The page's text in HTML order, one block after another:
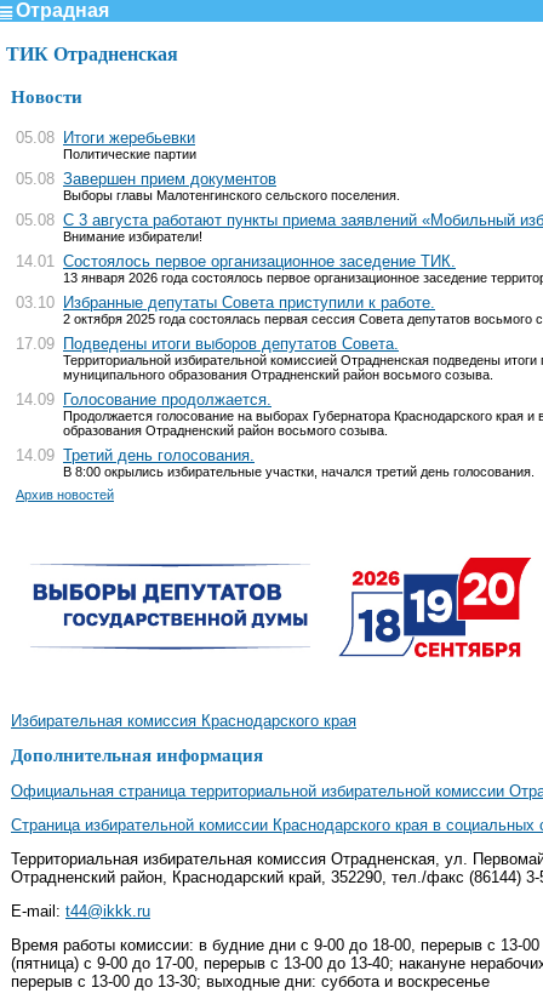
Отрадная
ТИК Отрадненская
Новости
05.08 Итоги жеребьевки
Политические партии
05.08 Завершен прием документов
Выборы главы Малотенгинского сельского поселения.
05.08 С 3 августа работают пункты приема заявлений «Мобильный
Внимание избиратели!
14.01 Состоялось первое организационное заседение ТИК.
13 января 2026 года состоялось первое организационное заседение
03.10 Избранные депутаты Совета приступили к работе.
2 октября 2025 года состоялась первая сессия Совета депутатов восьмого
17.09 Подведены итоги выборов депутатов Совета.
Территориальной избирательной комиссией Отрадненская подведены
муниципального образования Отрадненский район восьмого созыва.
14.09 Голосование продолжается.
Продолжается голосование на выборах Губернатора Краснодарского края
образования Отрадненский район восьмого созыва.
14.09 Третий день голосования.
В 8:00 окрылись избирательные участки, начался третий день голосования.
Архив новостей
Избирательная комиссия Краснодарского края
Дополнительная информация
Официальная страница территориальной избирательной комиссии
Страница избирательной комиссии Краснодарского края в социальных
Территориальная избирательная комиссия Отрадненская, ул.
Отрадненский район, Краснодарский край, 352290, тел./факс (86144) 3-
E-mail: t44@ikkk.ru
Время работы комиссии: в будние дни с 9-00 до 18-00, перерыв с 13-
(пятница) с 9-00 до 17-00, перерыв с 13-00 до 13-40; накануне
перерыв с 13-00 до 13-30; выходные дни: суббота и воскресенье